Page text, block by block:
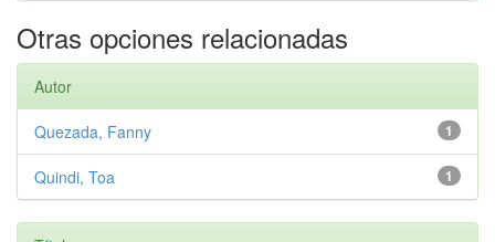
Otras opciones relacionadas
Autor
1
Quezada, Fanny
1
Quindi, Toa